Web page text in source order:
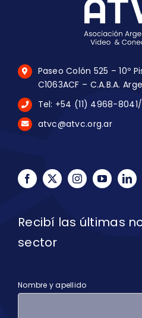
Paseo Colón 525 – 10º
C1063ACF – C.A.B.A.
Tel: +54 (11) 4968-
atvc@atvc.org.ar
Recibí las últimas
sector
Nombre y apellido